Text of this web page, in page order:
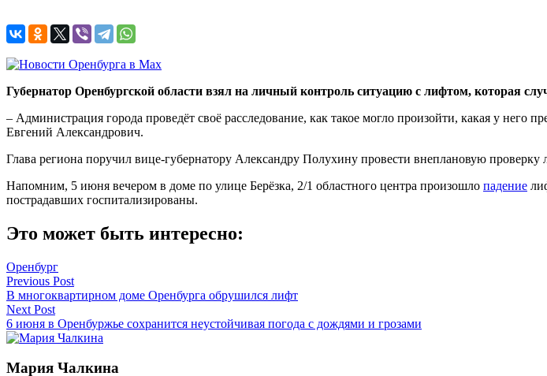
Губернатор Оренбургской области взял на личный контроль ситуацию с лифтом, которая
– Администрация города проведёт своё расследование, как такое могло произойти, какая у
Евгений Александрович.
Глава региона поручил вице-губернатору Александру Полухину провести внеплановую
Напомним, 5 июня вечером в доме по улице Берёзка, 2/1 областного центра произошло падение
пострадавших госпитализированы.
Это может быть интересно:
Оренбург
Навигация
по
записям
Previous Post
В многоквартирном доме Оренбурга обрушился лифт
Next Post
6 июня в Оренбуржье сохранится неустойчивая погода с дождями и грозами
Мария Чалкина